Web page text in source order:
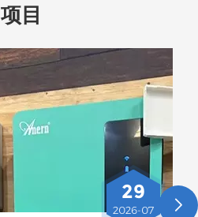
项目
29
2026-07